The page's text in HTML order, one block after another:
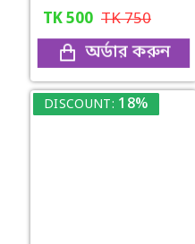
TK500 TK750
অর্ডার করুন
DISCOUNT: 18%